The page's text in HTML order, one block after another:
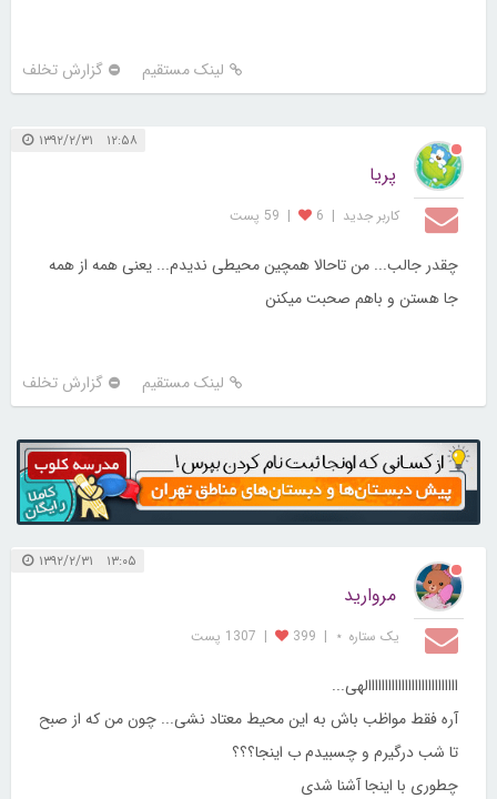
لینک مستقیم گزارش تخلف
۱۲:۵۸ ۱۳۹۲/۲/۳۱
پریا
کاربر جديد |
6
| 59 پست
چقدر جالب... من تاحالا همچین محیطی ندیدم... یعنی همه از همه
جا هستن و باهم صحبت میکنن
لینک مستقیم گزارش تخلف
۱۳:۰۵ ۱۳۹۲/۲/۳۱
مروارید
یک ستاره ⋆ |
399
| 1307 پست
ااااااااااااااااااااااااااالهی...
آره فقط مواظب باش به این محیط معتاد نشی... چون من که از صبح
تا شب درگیرم و چسبیدم ب اینجا؟؟؟
چطوری با اینجا آشنا شدی